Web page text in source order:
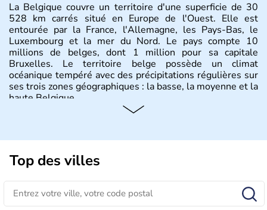
La Belgique couvre un territoire d'une superficie de 30
528 km carrés situé en Europe de l'Ouest. Elle est
entourée par la France, l'Allemagne, les Pays-Bas, le
Luxembourg et la mer du Nord. Le pays compte 10
millions de belges, dont 1 million pour sa capitale
Bruxelles. Le territoire belge possède un climat
océanique tempéré avec des précipitations régulières sur
ses trois zones géographiques : la basse, la moyenne et la
haute Belgique.
L'origine du territoire de la Belgique et de son nom
provient d'une séparation de la Gaule en trois parties
effectuée par Jules César : les Gaulois, les Aquitains et
les Belges. Décrite comme la nation la plus brave par le
général romain, la Belgique a été divisée en deux pays
jusqu'en 1795 : les Pays-Bas du Sud et la principauté de
Top des villes